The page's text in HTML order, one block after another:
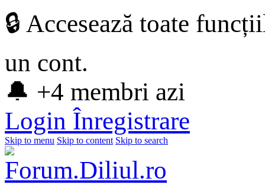
🔒 Accesează toate
un cont.
🔔 +4 membri azi
Login Înregistrare
Skip to menu Skip to content Skip to search